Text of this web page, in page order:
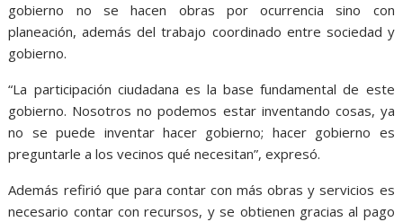
gobierno no se hacen obras por ocurrencia sino con
planeación, además del trabajo coordinado entre sociedad y
gobierno.
“La participación ciudadana es la base fundamental de este
gobierno. Nosotros no podemos estar inventando cosas, ya
no se puede inventar hacer gobierno; hacer gobierno es
preguntarle a los vecinos qué necesitan”, expresó.
Además refirió que para contar con más obras y servicios es
necesario contar con recursos, y se obtienen gracias al pago